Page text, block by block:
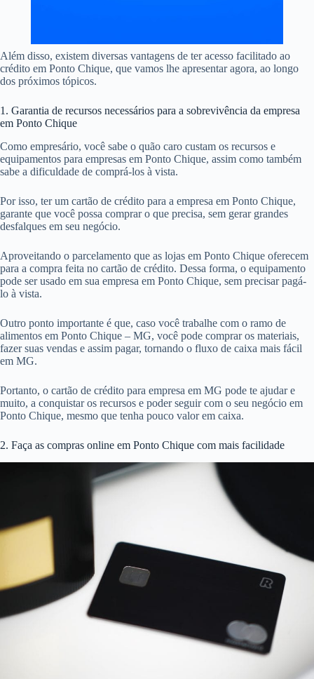
Além disso, existem diversas vantagens de ter acesso facilitado ao
crédito em Ponto Chique, que vamos lhe apresentar agora, ao longo
dos próximos tópicos.
1. Garantia de recursos necessários para a sobrevivência da empresa
em Ponto Chique
Como empresário, você sabe o quão caro custam os recursos e
equipamentos para empresas em Ponto Chique, assim como também
sabe a dificuldade de comprá-los à vista.
Por isso, ter um cartão de crédito para a empresa em Ponto Chique,
garante que você possa comprar o que precisa, sem gerar grandes
desfalques em seu negócio.
Aproveitando o parcelamento que as lojas em Ponto Chique oferecem
para a compra feita no cartão de crédito. Dessa forma, o equipamento
pode ser usado em sua empresa em Ponto Chique, sem precisar pagá-
lo à vista.
Outro ponto importante é que, caso você trabalhe com o ramo de
alimentos em Ponto Chique – MG, você pode comprar os materiais,
fazer suas vendas e assim pagar, tornando o fluxo de caixa mais fácil
em MG.
Portanto, o cartão de crédito para empresa em MG pode te ajudar e
muito, a conquistar os recursos e poder seguir com o seu negócio em
Ponto Chique, mesmo que tenha pouco valor em caixa.
2. Faça as compras online em Ponto Chique com mais facilidade